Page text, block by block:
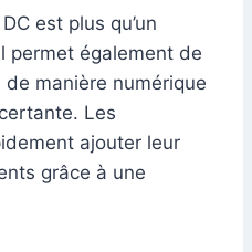
est plus qu’un
permet également de
de manière numérique
Les
ajouter leur
grâce à une